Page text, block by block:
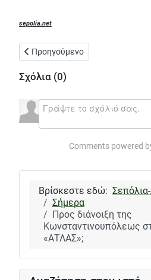
sepolia.net
Προηγούμενο άρθρο: 145ο
Προηγούμενο
Σχόλια (0)
Comments powered
Βρίσκεστε εδώ:
Σήμερα
Προς διάνοιξη της
Κωνσταντινουπόλεως
«ΑΤΛΑΣ»;